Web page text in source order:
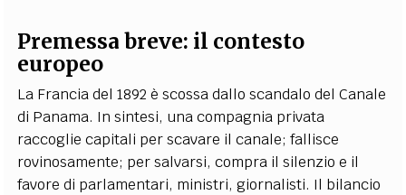
Premessa breve: il contesto
europeo
La Francia del 1892 è scossa dallo scandalo del Canale
di Panama. In sintesi, una compagnia privata
raccoglie capitali per scavare il canale; fallisce
rovinosamente; per salvarsi, compra il silenzio e il
favore di parlamentari, ministri, giornalisti. Il bilancio